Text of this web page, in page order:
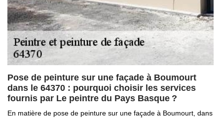
Pose de peinture sur une façade à Boumourt
dans le 64370 : pourquoi choisir les services
fournis par Le peintre du Pays Basque ?
En matière de pose de peinture sur une façade à Boumourt, dans